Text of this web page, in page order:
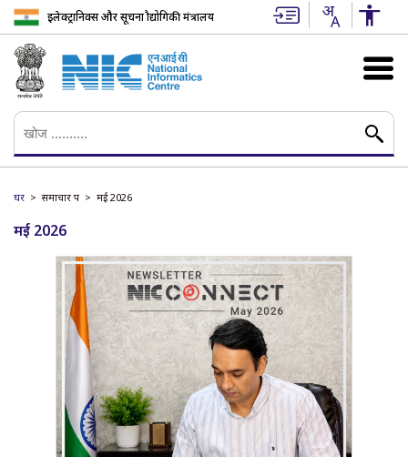
इलेक्ट्रानिक्स और सूचना प्रौद्योगिकी मंत्रालय
घर समाचार पत्र मई 2026
मई 2026